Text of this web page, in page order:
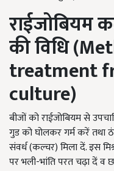
राईजोबियम
की विधि
treatment
culture)
बीजों को राईजोबियम से
गुड को घोलकर गर्म करें तथा
संवर्ध (कल्चर) मिला दें. इस
पर भली-भांति परत चढ़ा दें व